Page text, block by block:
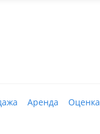
Аренда Оценка